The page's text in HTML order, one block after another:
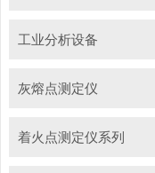
工业分析设备
灰熔点测定仪
着火点测定仪系列